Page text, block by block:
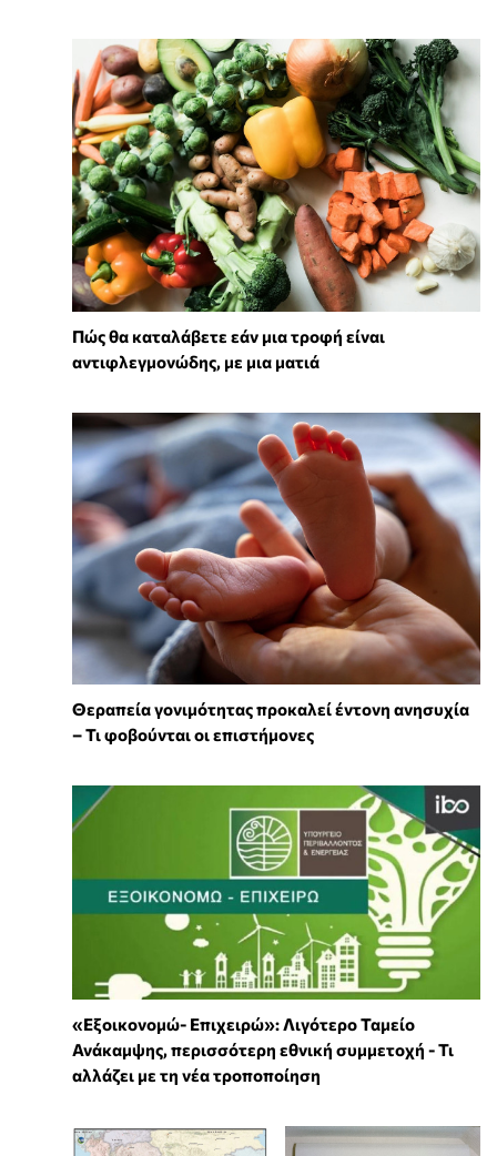
Πώς θα καταλάβετε εάν μια τροφή είναι
αντιφλεγμονώδης, με μια ματιά
Θεραπεία γονιμότητας προκαλεί έντονη ανησυχία
– Τι φοβούνται οι επιστήμονες
«Εξοικονομώ- Επιχειρώ»: Λιγότερο Ταμείο
Ανάκαμψης, περισσότερη εθνική συμμετοχή - Τι
αλλάζει με τη νέα τροποποίηση